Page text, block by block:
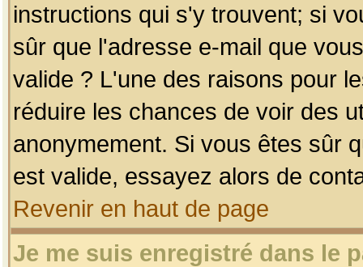
instructions qui s'y trouvent; si
sûr que l'adresse e-mail que
valide ? L'une des raisons pour
réduire les chances de voir des
anonymement. Si vous êtes sûr
est valide, essayez alors de
Revenir en haut de page
Je me suis enregistré dans le